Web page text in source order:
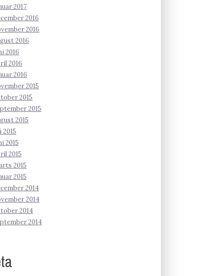
2017
2016
2016
2016
2016
2016
2016
2015
2015
2015
2015
2015
2015
2015
2015
2015
2014
2014
2014
2014